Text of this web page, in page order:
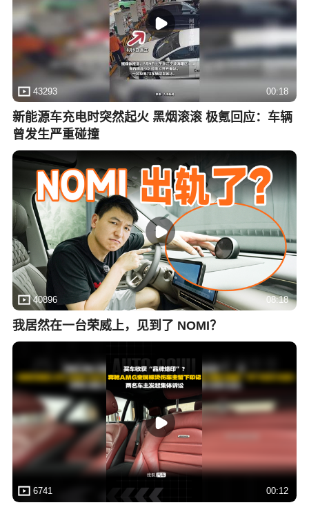
43293 00:18
新能源车充电时突然起火 黑烟滚滚 极氪回应：车辆
曾发生严重碰撞
40896 08:18
我居然在一台荣威上，见到了 NOMI？
6741 00:12